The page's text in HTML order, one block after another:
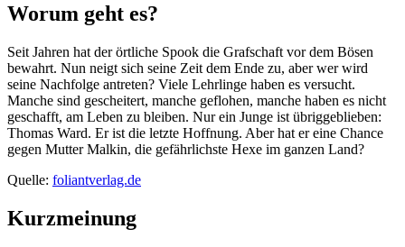
Worum geht es?
Seit Jahren hat der örtliche Spook die Grafschaft vor dem Bösen
bewahrt. Nun neigt sich seine Zeit dem Ende zu, aber wer wird
seine Nachfolge antreten? Viele Lehrlinge haben es versucht.
Manche sind gescheitert, manche geflohen, manche haben es nicht
geschafft, am Leben zu bleiben. Nur ein Junge ist übriggeblieben:
Thomas Ward. Er ist die letzte Hoffnung. Aber hat er eine Chance
gegen Mutter Malkin, die gefährlichste Hexe im ganzen Land?
Quelle: foliantverlag.de
Kurzmeinung